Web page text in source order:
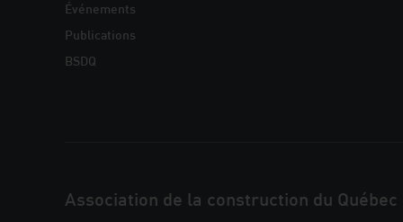
Événements
Publications
BSDQ
JOINDRE
Association de la construction du Québec